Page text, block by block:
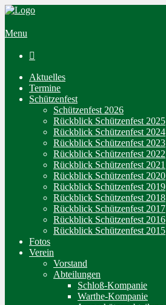
Menu

Aktuelles
Termine
Schützenfest
Schützenfest 2026
Rückblick Schützenfest 2025
Rückblick Schützenfest 2024
Rückblick Schützenfest 2023
Rückblick Schützenfest 2022
Rückblick Schützenfest 2021
Rückblick Schützenfest 2020
Rückblick Schützenfest 2019
Rückblick Schützenfest 2018
Rückblick Schützenfest 2017
Rückblick Schützenfest 2016
Rückblick Schützenfest 2015
Fotos
Verein
Vorstand
Abteilungen
Schloß-Kompanie
Warthe-Kompanie